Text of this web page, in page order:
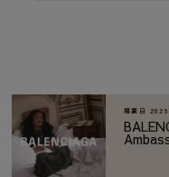
掲載日
BALENCIAGA